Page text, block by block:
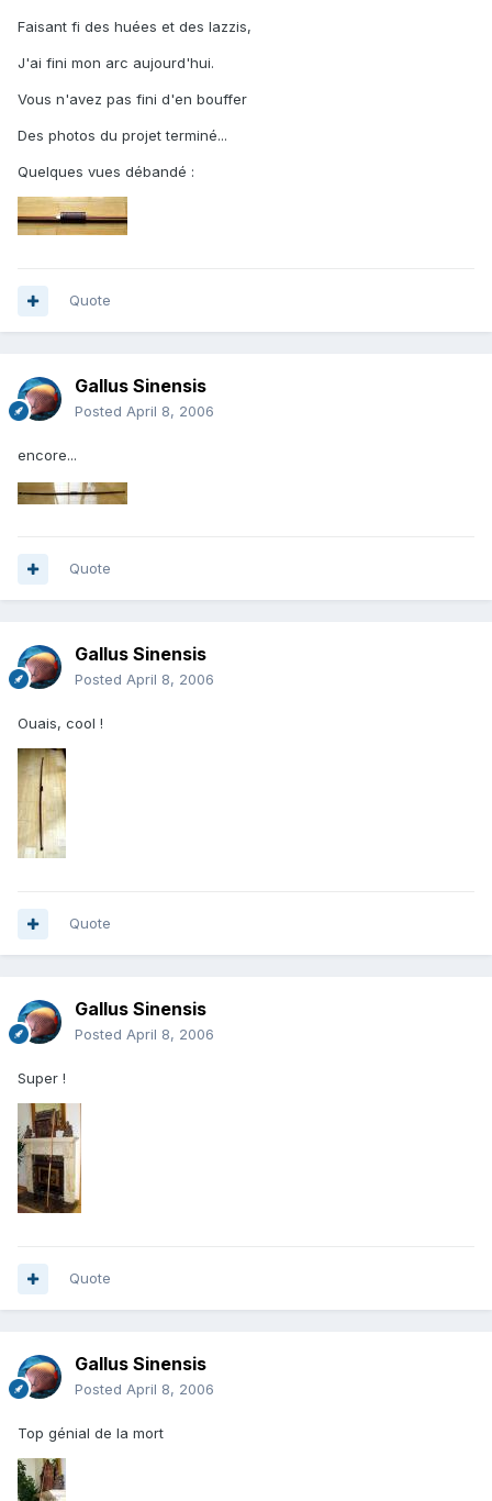
Faisant fi des huées et des lazzis,
J'ai fini mon arc aujourd'hui.
Vous n'avez pas fini d'en bouffer
Des photos du projet terminé...
Quelques vues débandé :
Quote
Gallus Sinensis
Posted April 8, 2006
encore...
Quote
Gallus Sinensis
Posted April 8, 2006
Ouais, cool !
Quote
Gallus Sinensis
Posted April 8, 2006
Super !
Quote
Gallus Sinensis
Posted April 8, 2006
Top génial de la mort